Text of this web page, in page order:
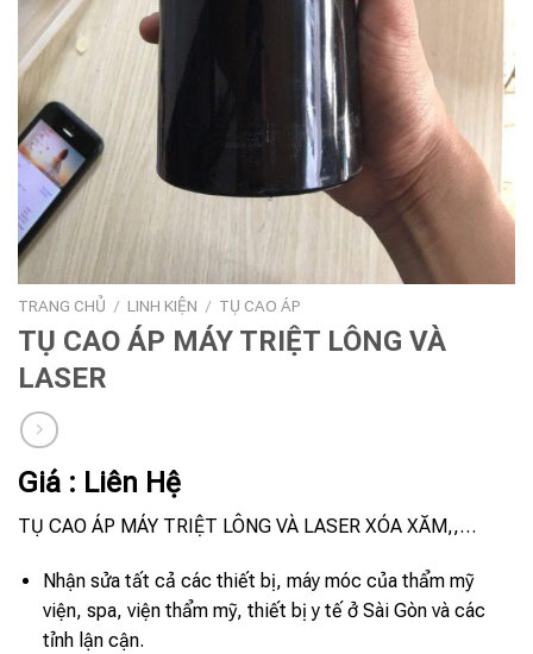
TRANG CHỦ / LINH KIỆN / TỤ CAO ÁP
TỤ CAO ÁP MÁY TRIỆT LÔNG VÀ
LASER
Giá : Liên Hệ
TỤ CAO ÁP MÁY TRIỆT LÔNG VÀ LASER XÓA XĂM,,…
Nhận sửa tất cả các thiết bị, máy móc của thẩm mỹ
viện, spa, viện thẩm mỹ, thiết bị y tế ở Sài Gòn và các
tỉnh lận cận.